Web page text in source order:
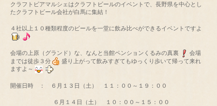
クラフトビアマルシェはクラフトビールのイベントで、長野県を中心とし
たクラフトビール会社が白馬に集結！
４社以上１０種類程度のビールを一堂に飲み比べができるイベントですよ
会場の上原（グランド）な、なんと当館ペンションくるみの真裏
会場
までは徒歩３分
盛り上がって飲みすぎてもゆっくり歩いて帰って来れ
ますよ～
開催日時 ： ６月１３日（土） １１：００～１９：００
６月１４日（土） １０：００～１５：００